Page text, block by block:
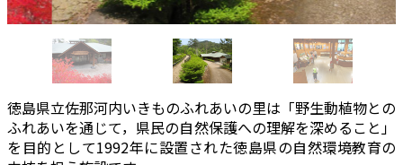
徳島県立佐那河内いきものふれあいの里は「野生動植物との
ふれあいを通じて，県民の自然保護への理解を深めること」
を目的として1992年に設置された徳島県の自然環境教育の